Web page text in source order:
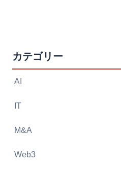
カテゴリー
AI
IT
M&A
Web3